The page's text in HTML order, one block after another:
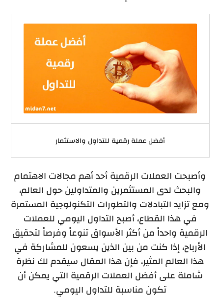
أفضل عملة رقمية للتداول والاستثمار
وأصبحت العملات الرقمية أحد أهم مجالات الاهتمام
والبحث لدى المستثمرين والمتداولين حول العالم،
ومع تزايد التبادلات والتطورات التكنولوجية المستمرة
في هذا القطاع، أصبح التداول اليومي للعملات
الرقمية واحداً من أكثر الأسواق تنوعاً وفرصاً لتحقيق
الأرباح، إذا كنت من بين الذين يسعون للمشاركة في
هذا العالم المثير، فإن هذا المقال سيقدم لك نظرة
شاملة على أفضل العملات الرقمية التي يمكن أن
تكون مناسبة للتداول اليومي.